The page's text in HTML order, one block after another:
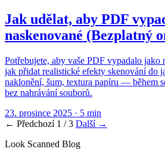
Jak udělat, aby PDF
naskenované (Bezplatný
Potřebujete, aby vaše PDF vypadalo jako
jak přidat realistické efekty skenování
naklonění, šum, textura papíru — během
bez nahrávání souborů.
23. prosince 2025 · 5 min
← Předchozí 1 / 3 Další →
Look Scanned Blog